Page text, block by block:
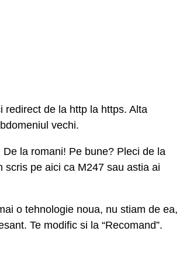
redirect de la http la https. Alta
vechi.
la romani! Pe bune? Pleci de la
pe aici ca M247 sau astia ai
o tehnologie noua, nu stiam de ea,
Te modific si la “Recomand”.